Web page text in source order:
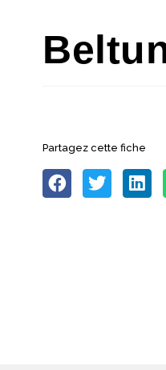
Partagez cette fiche